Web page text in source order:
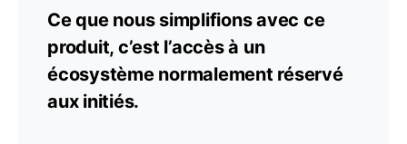
Ce que nous simplifions avec ce
produit, c’est l’accès à un
écosystème normalement réservé
aux initiés.